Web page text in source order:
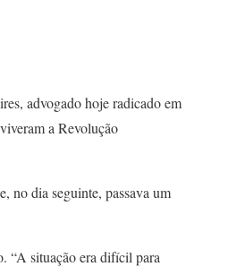
advogado hoje radicado em
a Revolução
no dia seguinte, passava um
“A situação era difícil para